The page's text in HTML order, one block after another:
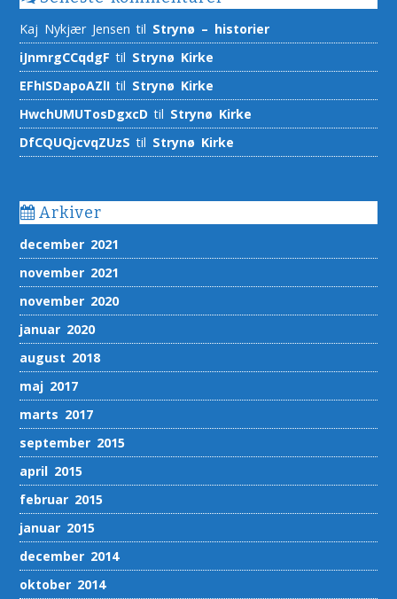
Kaj Nykjær Jensen til Strynø – historier
iJnmrgCCqdgF til Strynø Kirke
EFhISDapoAZlI til Strynø Kirke
HwchUMUTosDgxcD til Strynø Kirke
DfCQUQjcvqZUzS til Strynø Kirke
Arkiver
december 2021
november 2021
november 2020
januar 2020
august 2018
maj 2017
marts 2017
september 2015
april 2015
februar 2015
januar 2015
december 2014
oktober 2014